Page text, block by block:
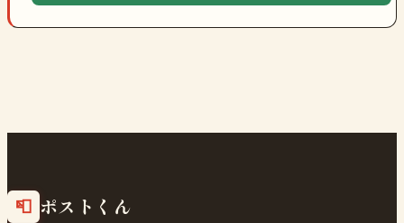
📮 ポストくん